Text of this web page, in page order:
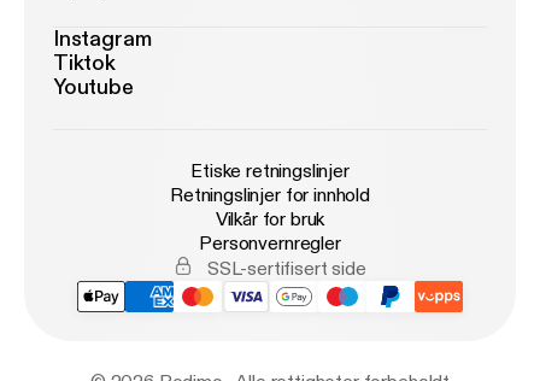
Instagram
Tiktok
Youtube
Etiske retningslinjer
Retningslinjer for innhold
Vilkår for bruk
Personvernregler
SSL-sertifisert side